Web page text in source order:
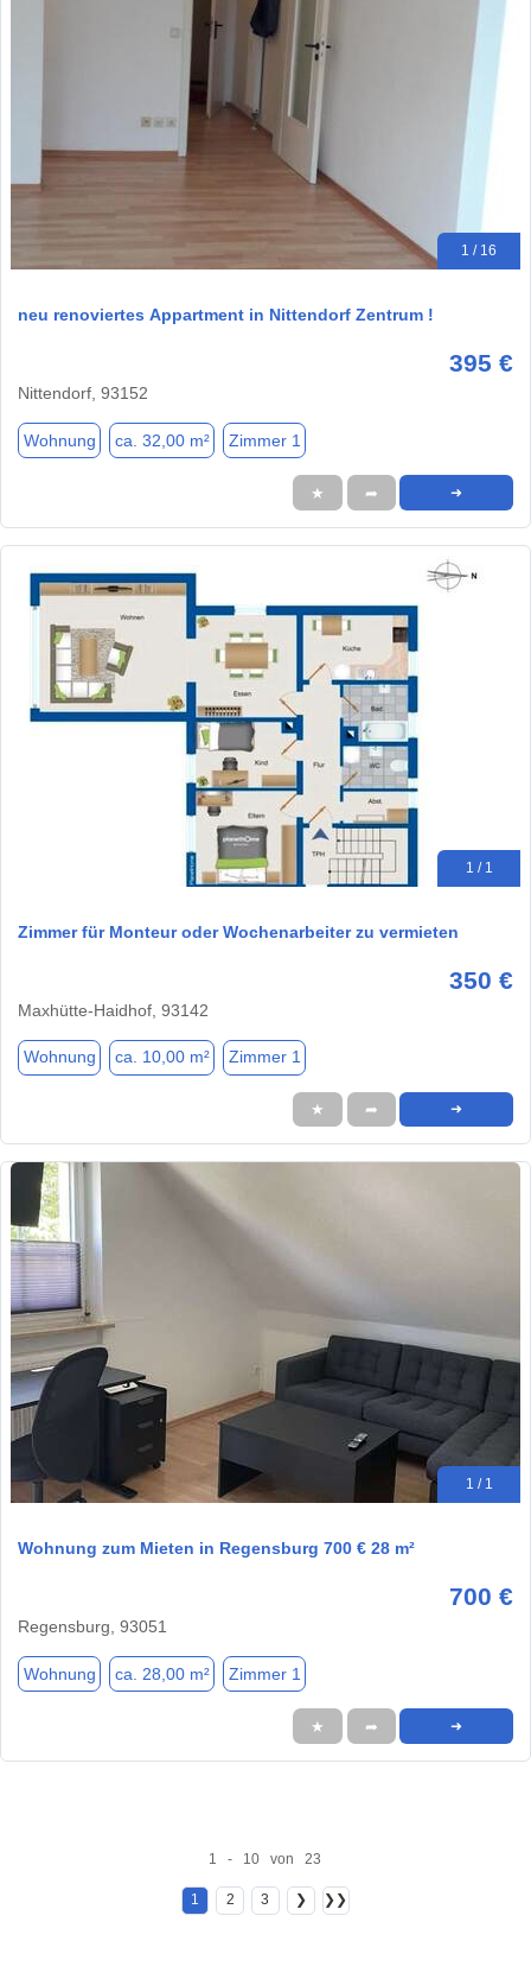
1 / 16
neu renoviertes Appartment in Nittendorf Zentrum !
395 €
Nittendorf, 93152
Wohnung ca. 32,00 m² Zimmer 1
★ ➦ ➜
1 / 1
Zimmer für Monteur oder Wochenarbeiter zu vermieten
350 €
Maxhütte-Haidhof, 93142
Wohnung ca. 10,00 m² Zimmer 1
★ ➦ ➜
1 / 1
Wohnung zum Mieten in Regensburg 700 € 28 m²
700 €
Regensburg, 93051
Wohnung ca. 28,00 m² Zimmer 1
★ ➦ ➜
1 - 10 von 23
1 2 3 ❯ ❯❯